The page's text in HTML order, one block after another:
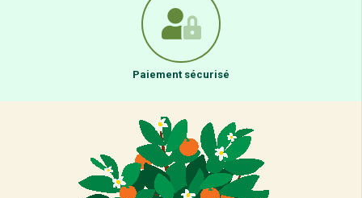
Paiement sécurisé